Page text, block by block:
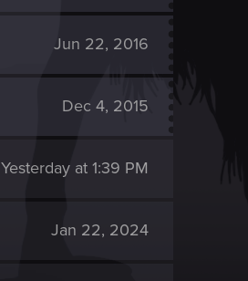
Jun 22, 2016
Dec 4, 2015
Yesterday at 1:39 PM
Jan 22, 2024